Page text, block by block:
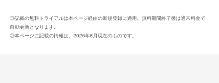
◎記載の無料トライアルは本ページ経由の新規登録に適用。無料期間終了後は通常料金で
自動更新となります。
◎本ページに記載の情報は、2026年8月現在のものです。